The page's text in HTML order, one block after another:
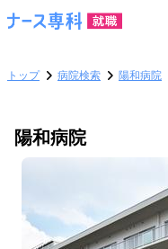
トップ 病院検索 陽和病院
陽和病院